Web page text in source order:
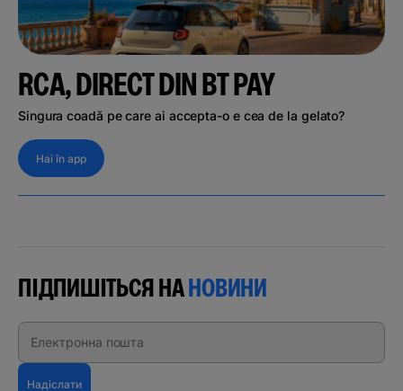
RCA, DIRECT DIN BT PAY
Singura coadă pe care ai accepta-o e cea de la gelato?
Hai în app
ПІДПИШІТЬСЯ НАНОВИНИ
Електронна пошта
Надіслати